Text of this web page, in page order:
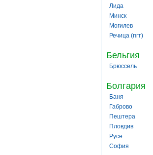
Лида
Минск
Могилев
Речица (пгт)
Бельгия
Брюссель
Болгария
Баня
Габрово
Пештера
Пловдив
Русе
София